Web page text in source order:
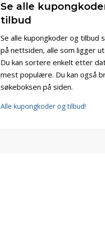
Se alle
tilbud
Se alle kupongkoder og tilbud
på nettsiden, alle som ligger
Du kan sortere enkelt etter
mest populære. Du kan også
søkeboksen på siden.
Alle kupongkoder og tilbud!